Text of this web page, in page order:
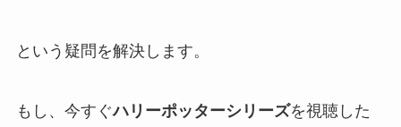
という疑問を解決します。
もし、今すぐハリーポッターシリーズを視聴した